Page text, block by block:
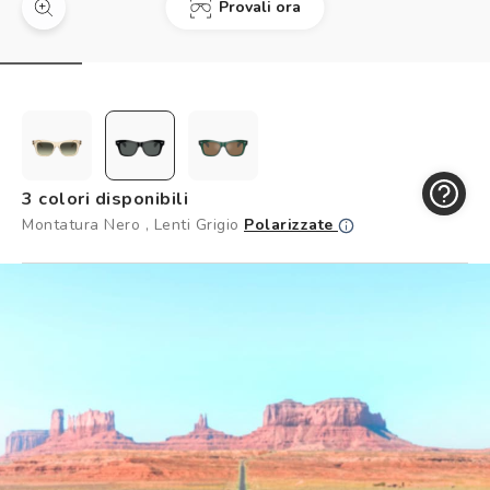
Prenota un test della vista gratuito
Controllo visivo
Carta fedeltà
Provali ora
3 colori disponibili
Montatura Nero , Lenti Grigio Polarizzate